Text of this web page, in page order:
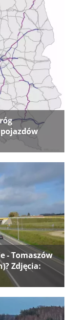
- Tomaszów
Zdjęcia: